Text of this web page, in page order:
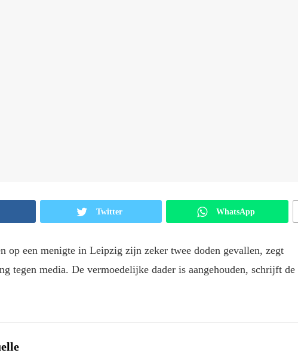
Twitter WhatsApp
op een menigte in Leipzig zijn zeker twee doden gevallen, zegt
tegen media. De vermoedelijke dader is aangehouden, schrijft de